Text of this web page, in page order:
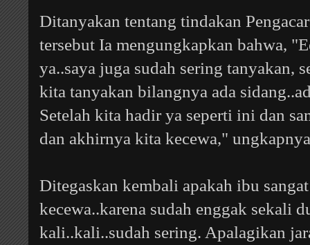
Ditanyakan tentang tindakan
tersebut Ia mengungkapkan bahwa,
ya..saya juga sudah sering tanyakan,
kita tanyakan bilangnya ada
Setelah kita hadir ya seperti ini dan
dan akhirnya kita kecewa,"
Ditegaskan kembali apakah ibu
kecewa..karena sudah enggak sekali
kali..kali..sudah sering. Apalagikan